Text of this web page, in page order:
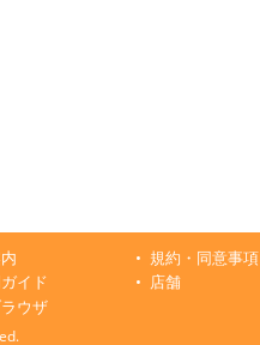
規約・同意事項
イド
店舗
ウザ